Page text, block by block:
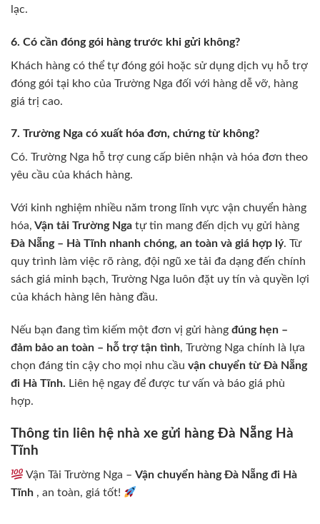
lạc.
6. Có cần đóng gói hàng trước khi gửi không?
Khách hàng có thể tự đóng gói hoặc sử dụng dịch vụ hỗ trợ
đóng gói tại kho của Trường Nga đối với hàng dễ vỡ, hàng
giá trị cao.
7. Trường Nga có xuất hóa đơn, chứng từ không?
Có. Trường Nga hỗ trợ cung cấp biên nhận và hóa đơn theo
yêu cầu của khách hàng.
Với kinh nghiệm nhiều năm trong lĩnh vực vận chuyển hàng
hóa, Vận tải Trường Nga tự tin mang đến dịch vụ gửi hàng
Đà Nẵng – Hà Tĩnh nhanh chóng, an toàn và giá hợp lý. Từ
quy trình làm việc rõ ràng, đội ngũ xe tải đa dạng đến chính
sách giá minh bạch, Trường Nga luôn đặt uy tín và quyền lợi
của khách hàng lên hàng đầu.
Nếu bạn đang tìm kiếm một đơn vị gửi hàng đúng hẹn –
đảm bảo an toàn – hỗ trợ tận tình, Trường Nga chính là lựa
chọn đáng tin cậy cho mọi nhu cầu vận chuyển từ Đà Nẵng
đi Hà Tĩnh. Liên hệ ngay để được tư vấn và báo giá phù
hợp.
Thông tin liên hệ nhà xe gửi hàng Đà Nẵng Hà
Tĩnh
Vận Tải Trường Nga –Vận chuyển hàng Đà Nẵng đi Hà
Tĩnh , an toàn, giá tốt!